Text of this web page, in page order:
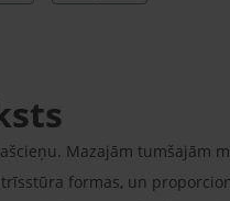
Mazajām tumšajām
formas, un